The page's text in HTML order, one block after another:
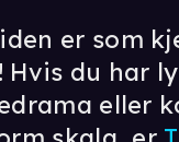
er som
Hvis du har
eller